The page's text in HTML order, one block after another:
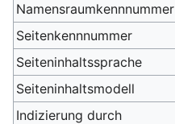
Namensraumkennnummer
Seitenkennnummer
Seiteninhaltssprache
Seiteninhaltsmodell
Indizierung durch